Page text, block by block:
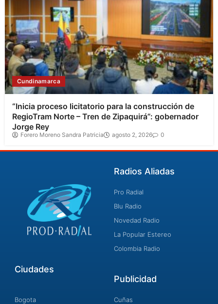
Cundinamarca
“Inicia proceso licitatorio para la construcción de
RegioTram Norte – Tren de Zipaquirá”: gobernador
Jorge Rey
Forero Moreno Sandra Patricia agosto 2, 2026 0
Radios Aliadas
Pro Radial
Blu Radio
Novedad Radio
La Popular Estereo
Colombia Radio
Ciudades
Bogota
Publicidad
Cuñas